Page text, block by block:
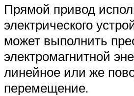
Прямой привод
электрического
может выполнить
электромагнитной
линейное или же
перемещение.